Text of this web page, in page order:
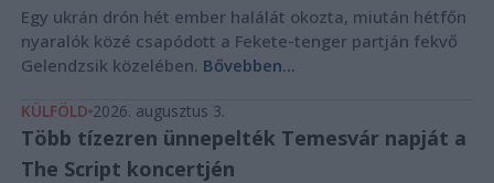
Egy ukrán drón hét ember halálát okozta, miután hétfőn
nyaralók közé csapódott a Fekete-tenger partján fekvő
Gelendzsik közelében. Bővebben...
KÜLFÖLD 2026. augusztus 3.
Több tízezren ünnepelték Temesvár napját a
The Script koncertjén